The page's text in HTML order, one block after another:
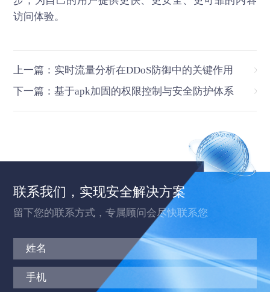
访问体验。
上一篇：实时流量分析在DDoS防御中的关键作用
下一篇：基于apk加固的权限控制与安全防护体系
联系我们，实现安全解决方案
留下您的联系方式，专属顾问会尽快联系您